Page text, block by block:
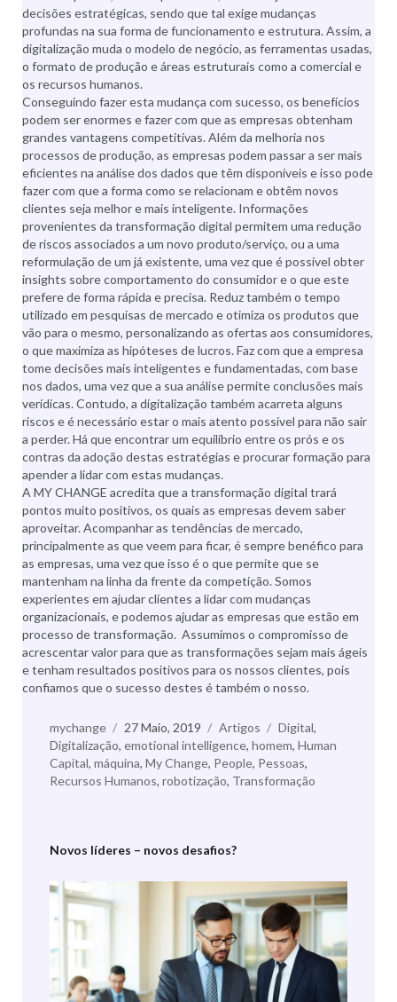
decisões estratégicas, sendo que tal exige mudanças
profundas na sua forma de funcionamento e estrutura. Assim, a
digitalização muda o modelo de negócio, as ferramentas usadas,
o formato de produção e áreas estruturais como a comercial e
os recursos humanos.
Conseguindo fazer esta mudança com sucesso, os benefícios
podem ser enormes e fazer com que as empresas obtenham
grandes vantagens competitivas. Além da melhoria nos
processos de produção, as empresas podem passar a ser mais
eficientes na análise dos dados que têm disponíveis e isso pode
fazer com que a forma como se relacionam e obtêm novos
clientes seja melhor e mais inteligente. Informações
provenientes da transformação digital permitem uma redução
de riscos associados a um novo produto/serviço, ou a uma
reformulação de um já existente, uma vez que é possível obter
insights sobre comportamento do consumidor e o que este
prefere de forma rápida e precisa. Reduz também o tempo
utilizado em pesquisas de mercado e otimiza os produtos que
vão para o mesmo, personalizando as ofertas aos consumidores,
o que maximiza as hipóteses de lucros. Faz com que a empresa
tome decisões mais inteligentes e fundamentadas, com base
nos dados, uma vez que a sua análise permite conclusões mais
verídicas. Contudo, a digitalização também acarreta alguns
riscos e é necessário estar o mais atento possível para não sair
a perder. Há que encontrar um equilíbrio entre os prós e os
contras da adoção destas estratégias e procurar formação para
apender a lidar com estas mudanças.
A MY CHANGE acredita que a transformação digital trará
pontos muito positivos, os quais as empresas devem saber
aproveitar. Acompanhar as tendências de mercado,
principalmente as que veem para ficar, é sempre benéfico para
as empresas, uma vez que isso é o que permite que se
mantenham na linha da frente da competição. Somos
experientes em ajudar clientes a lidar com mudanças
organizacionais, e podemos ajudar as empresas que estão em
processo de transformação. Assumimos o compromisso de
acrescentar valor para que as transformações sejam mais ágeis
e tenham resultados positivos para os nossos clientes, pois
confiamos que o sucesso destes é também o nosso.
Autor
mychange
Publicado
a
27 Maio, 2019 Categorias
Artigos Etiquetas
Digital,
Digitalização, emotional intelligence, homem, Human
Capital, máquina, My Change, People, Pessoas,
Recursos Humanos, robotização, Transformação
Novos líderes – novos desafios?